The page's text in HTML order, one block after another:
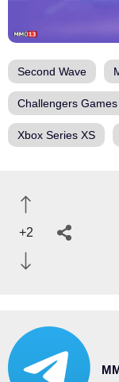
Second Wave
Challengers
Xbox Series XS
+2